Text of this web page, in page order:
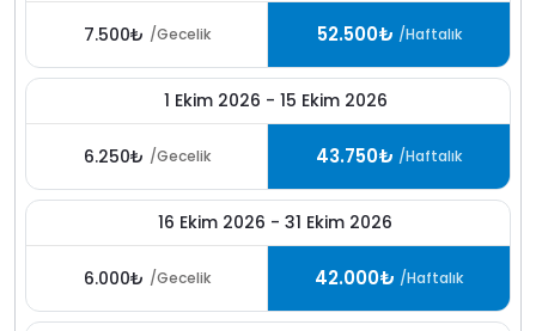
7.500₺ /Gecelik 52.500₺ /Haftalık
1 Ekim 2026 - 15 Ekim 2026
6.250₺ /Gecelik 43.750₺ /Haftalık
16 Ekim 2026 - 31 Ekim 2026
6.000₺ /Gecelik 42.000₺ /Haftalık